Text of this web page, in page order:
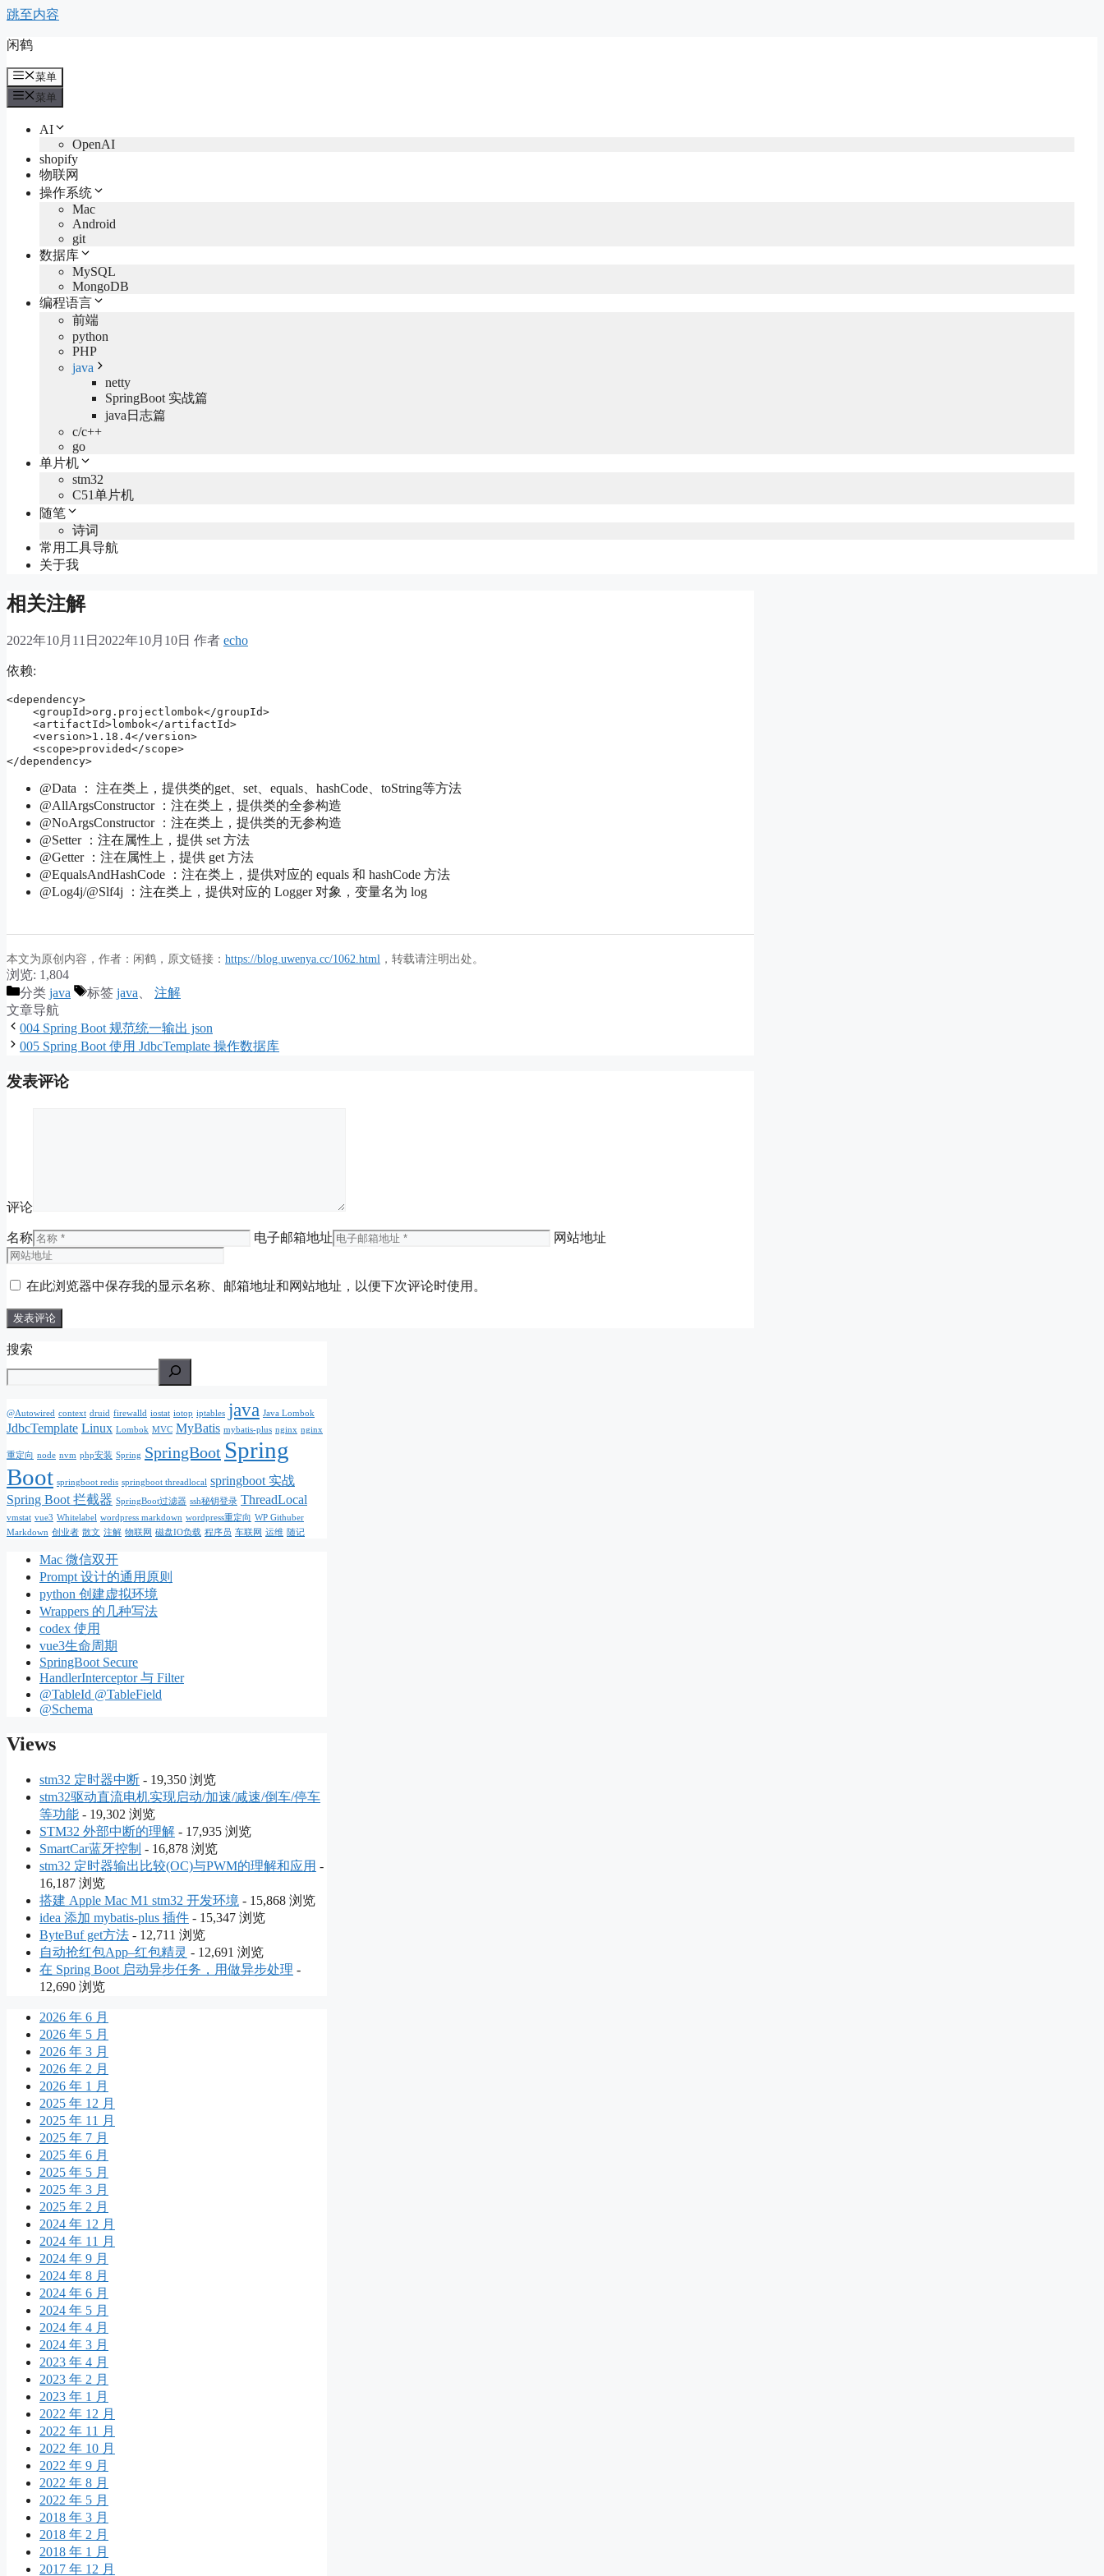
跳至内容
闲鹤
菜单
菜单
AI
OpenAI
shopify
物联网
操作系统
Mac
Android
git
数据库
MySQL
MongoDB
编程语言
前端
python
PHP
java
netty
SpringBoot 实战篇
java日志篇
c/c++
go
单片机
stm32
C51单片机
随笔
诗词
常用工具导航
关于我
相关注解
2022年10月11日 2022年10月10日 作者 echo
依赖:
<dependency>
    <groupId>org.projectlombok</groupId>
    <artifactId>lombok</artifactId>
    <version>1.18.4</version>
    <scope>provided</scope>
</dependency>
@Data ： 注在类上，提供类的get、set、equals、hashCode、toString等方法
@AllArgsConstructor ：注在类上，提供类的全参构造
@NoArgsConstructor ：注在类上，提供类的无参构造
@Setter ：注在属性上，提供 set 方法
@Getter ：注在属性上，提供 get 方法
@EqualsAndHashCode ：注在类上，提供对应的 equals 和 hashCode 方法
@Log4j/@Slf4j ：注在类上，提供对应的 Logger 对象，变量名为 log
本文为原创内容，作者：闲鹤，原文链接： https://blog.uwenya.cc/1062.html ，转载请注明出处。
浏览: 1,804
分类 java 标签 java、 注解
文章导航
004 Spring Boot 规范统一输出 json
005 Spring Boot 使用 JdbcTemplate 操作数据库
发表评论
评论
名称 电子邮箱地址 网站地址
在此浏览器中保存我的显示名称、邮箱地址和网站地址，以便下次评论时使用。
搜索
@Autowired context druid firewalld iostat iotop iptables java Java Lombok
JdbcTemplate Linux Lombok MVC MyBatis mybatis-plus nginx nginx
重定向 node nvm php安装 Spring SpringBoot Spring
Boot springboot redis springboot threadlocal springboot 实战
Spring Boot 拦截器 SpringBoot过滤器 ssh秘钥登录 ThreadLocal
vmstat vue3 Whitelabel wordpress markdown wordpress重定向 WP Githuber
Markdown 创业者 散文 注解 物联网 磁盘IO负载 程序员 车联网 运维 随记
Mac 微信双开
Prompt 设计的通用原则
python 创建虚拟环境
Wrappers 的几种写法
codex 使用
vue3生命周期
SpringBoot Secure
HandlerInterceptor 与 Filter
@TableId @TableField
@Schema
Views
stm32 定时器中断 - 19,350 浏览
stm32驱动直流电机实现启动/加速/减速/倒车/停车
等功能 - 19,302 浏览
STM32 外部中断的理解 - 17,935 浏览
SmartCar蓝牙控制 - 16,878 浏览
stm32 定时器输出比较(OC)与PWM的理解和应用 -
16,187 浏览
搭建 Apple Mac M1 stm32 开发环境 - 15,868 浏览
idea 添加 mybatis-plus 插件 - 15,347 浏览
ByteBuf get方法 - 12,711 浏览
自动抢红包App–红包精灵 - 12,691 浏览
在 Spring Boot 启动异步任务，用做异步处理 -
12,690 浏览
2026 年 6 月
2026 年 5 月
2026 年 3 月
2026 年 2 月
2026 年 1 月
2025 年 12 月
2025 年 11 月
2025 年 7 月
2025 年 6 月
2025 年 5 月
2025 年 3 月
2025 年 2 月
2024 年 12 月
2024 年 11 月
2024 年 9 月
2024 年 8 月
2024 年 6 月
2024 年 5 月
2024 年 4 月
2024 年 3 月
2023 年 4 月
2023 年 2 月
2023 年 1 月
2022 年 12 月
2022 年 11 月
2022 年 10 月
2022 年 9 月
2022 年 8 月
2022 年 5 月
2018 年 3 月
2018 年 2 月
2018 年 1 月
2017 年 12 月